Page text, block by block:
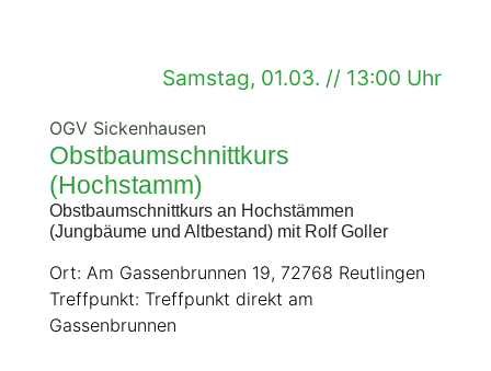
Samstag, 01.03. // 13:00 Uhr
OGV Sickenhausen
Obstbaumschnittkurs
(Hochstamm)
Obstbaumschnittkurs an Hochstämmen
(Jungbäume und Altbestand) mit Rolf Goller
Ort: Am Gassenbrunnen 19, 72768 Reutlingen
Treffpunkt: Treffpunkt direkt am
Gassenbrunnen